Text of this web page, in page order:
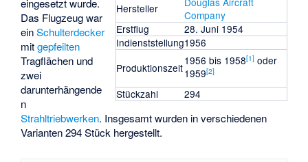
Hersteller
Company
Erstflug
28. Juni 1954
Indienststellung1956
Produktionszeit
1956 bis 1958[1]oder
1959[2]
Stückzahl 294
eingesetzt wurde.
Das Flugzeug war
einSchulterdecker
mitgepfeilten
Tragflächen und
zwei
darunterhängende
n
Strahltriebwerken. Insgesamt wurden in verschiedenen
Varianten 294 Stück hergestellt.